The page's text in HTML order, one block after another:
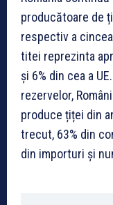
producătoare de
respectiv a
titei reprezinta
și 6% din cea a
rezervelor,
produce țiței din
trecut, 63% din
din importuri și